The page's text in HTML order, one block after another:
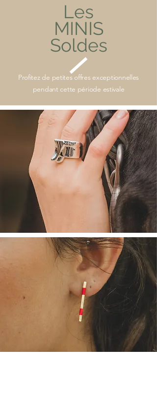
Les
MINIS
Soldes
Profitez de petites offres exceptionnelles
pendant cette période estivale